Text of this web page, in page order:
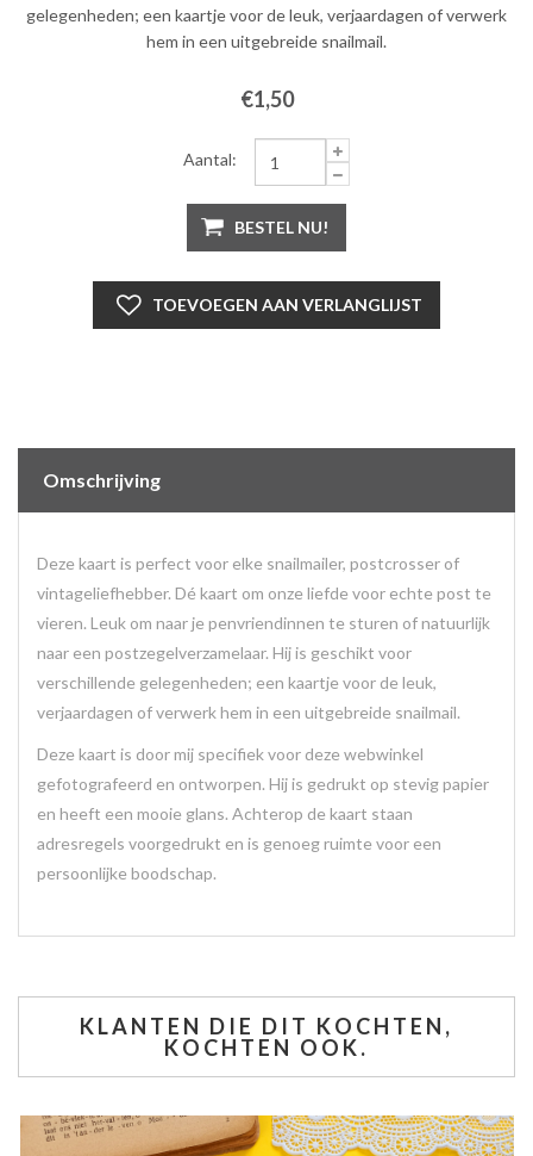
gelegenheden; een kaartje voor de leuk, verjaardagen of verwerk
hem in een uitgebreide snailmail.
€1,50
Aantal:
BESTEL NU!
TOEVOEGEN AAN VERLANGLIJST
Omschrijving
Deze kaart is perfect voor elke snailmailer, postcrosser of
vintageliefhebber. Dé kaart om onze liefde voor echte post te
vieren. Leuk om naar je penvriendinnen te sturen of natuurlijk
naar een postzegelverzamelaar. Hij is geschikt voor
verschillende gelegenheden; een kaartje voor de leuk,
verjaardagen of verwerk hem in een uitgebreide snailmail.
Deze kaart is door mij specifiek voor deze webwinkel
gefotografeerd en ontworpen. Hij is gedrukt op stevig papier
en heeft een mooie glans. Achterop de kaart staan
adresregels voorgedrukt en is genoeg ruimte voor een
persoonlijke boodschap.
KLANTEN DIE DIT KOCHTEN,
KOCHTEN OOK.